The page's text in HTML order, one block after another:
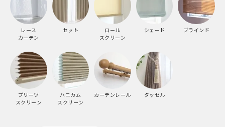
レース
カーテン
セット
ロール
スクリーン
シェード ブラインド
プリーツ
スクリーン
ハニカム
スクリーン
カーテンレール タッセル